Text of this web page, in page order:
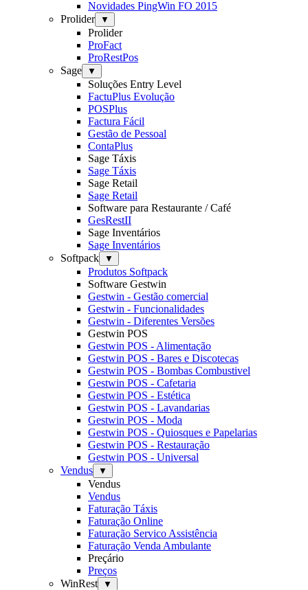
Novidades PingWin FO 2015
Prolider
▼
Prolider
ProFact
ProRestPos
Sage
▼
Soluções Entry Level
FactuPlus Evolução
POSPlus
Factura Fácil
Gestão de Pessoal
ContaPlus
Sage Táxis
Sage Táxis
Sage Retail
Sage Retail
Software para Restaurante / Café
GesRestII
Sage Inventários
Sage Inventários
Softpack
▼
Produtos Softpack
Software Gestwin
Gestwin - Gestão comercial
Gestwin - Funcionalidades
Gestwin - Diferentes Versões
Gestwin POS
Gestwin POS - Alimentação
Gestwin POS - Bares e Discotecas
Gestwin POS - Bombas Combustivel
Gestwin POS - Cafetaria
Gestwin POS - Estética
Gestwin POS - Lavandarias
Gestwin POS - Moda
Gestwin POS - Quiosques e Papelarias
Gestwin POS - Restauração
Gestwin POS - Universal
Vendus
▼
Vendus
Vendus
Faturação Táxis
Faturação Online
Faturação Servico Assistência
Faturação Venda Ambulante
Preçário
Preços
WinRest
▼